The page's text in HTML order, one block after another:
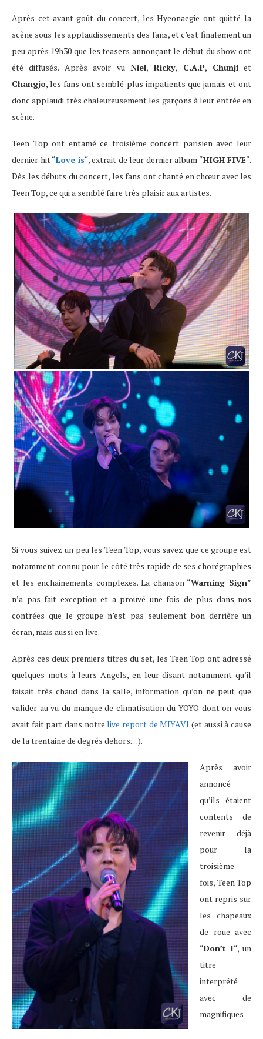
Après cet avant-goût du concert, les Hyeonaegie ont quitté la
scène sous les applaudissements des fans, et c’est finalement un
peu après 19h30 que les teasers annonçant le début du show ont
été diffusés. Après avoir vuNiel, Ricky, C.A.P, Chunjiet
Changjo, les fans ont semblé plus impatients que jamais et ont
donc applaudi très chaleureusement les garçons à leur entrée en
scène.
Teen Top ont entamé ce troisième concert parisien avec leur
dernier hit “Love is“, extrait de leur dernier album “HIGH FIVE“.
Dès les débuts du concert, les fans ont chanté en chœur avec les
Teen Top, ce qui a semblé faire très plaisir aux artistes.
Si vous suivez un peu les Teen Top, vous savez que ce groupe est
notamment connu pour le côté très rapide de ses chorégraphies
et les enchainements complexes. La chanson “Warning Sign”
n’a pas fait exception et a prouvé une fois de plus dans nos
contrées que le groupe n’est pas seulement bon derrière un
écran, mais aussi en live.
Après ces deux premiers titres du set, les Teen Top ont adressé
quelques mots à leurs Angels, en leur disant notamment qu’il
faisait très chaud dans la salle, information qu’on ne peut que
valider au vu du manque de climatisation du YOYO dont on vous
avait fait part dans notrelive report de MIYAVI (et aussi à cause
de la trentaine de degrés dehors…).
Après avoir
annoncé
qu’ils étaient
contents de
revenir déjà
pour la
troisième
fois, Teen Top
ont repris sur
les chapeaux
de roue avec
“Don’t I“, un
titre
interprété
avec de
magnifiques